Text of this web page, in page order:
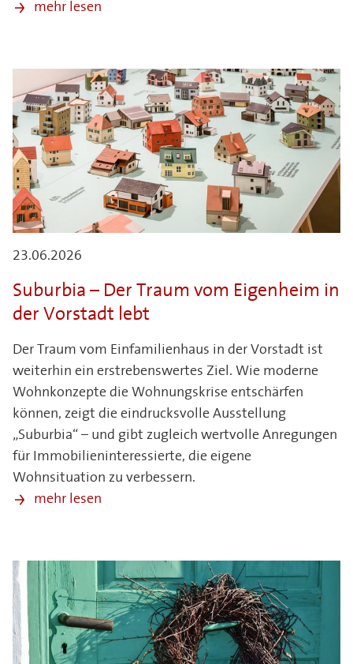
mehr lesen
23.06.2026
Suburbia – Der Traum vom Eigenheim in
der Vorstadt lebt
Der Traum vom Einfamilienhaus in der Vorstadt ist
weiterhin ein erstrebenswertes Ziel. Wie moderne
Wohnkonzepte die Wohnungskrise entschärfen
können, zeigt die eindrucksvolle Ausstellung
„Suburbia“ – und gibt zugleich wertvolle Anregungen
für Immobilieninteressierte, die eigene
Wohnsituation zu verbessern.
mehr lesen